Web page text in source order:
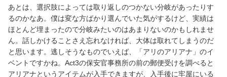
あとは、選択肢によっては取り返しのつかない分岐があったりす
るのかなあ。僕は変な方ばかり選んでいた気がするけど、実績は
ほとんど埋まったので分岐みたいのはあまりないのかもしれませ
ん。話しかけることさえ忘れなければ、大体は取れてしまうのだ
と思います。逃しそうなものでいえば、「アリのアリアナ」のイ
ベントですかね。Act3の保安官事務所の前の郵便受けを調べると
アリアナというアイテムが入手できますが、入手後に牢屋にいる